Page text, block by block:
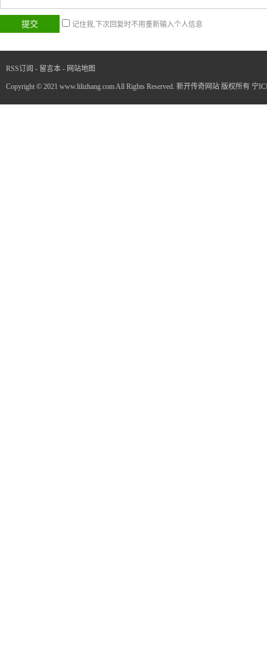
记住我,下次回复时不用重新输入个人信息
RSS订阅 - 留言本 - 网站地图
Copyright © 2021 www.lilizhang.com All Rights Reserved. 新开传奇网站 版权所有 宁